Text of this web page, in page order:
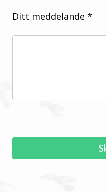
Ditt meddelande *